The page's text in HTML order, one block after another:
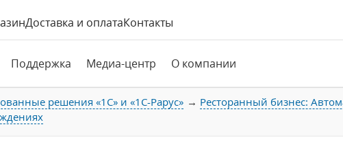
Доставка и оплатаКонтакты
Поддержка Медиа-центр О компании
решения «1С» и «1С-Рарус»
Ресторанный бизнес: